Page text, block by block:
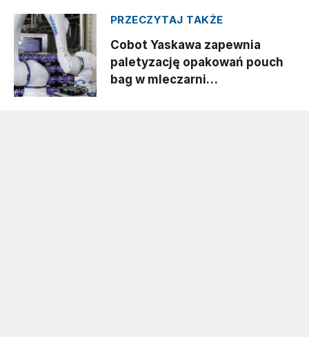
PRZECZYTAJ TAKŻE
Cobot Yaskawa zapewnia
paletyzację opakowań pouch
bag w mleczarni